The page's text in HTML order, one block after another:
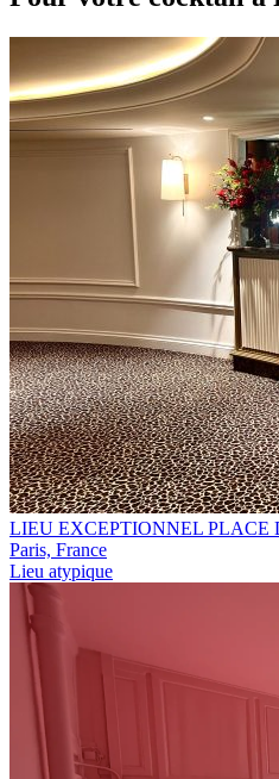
LIEU EXCEPTIONNEL PLACE
Paris, France
Lieu atypique